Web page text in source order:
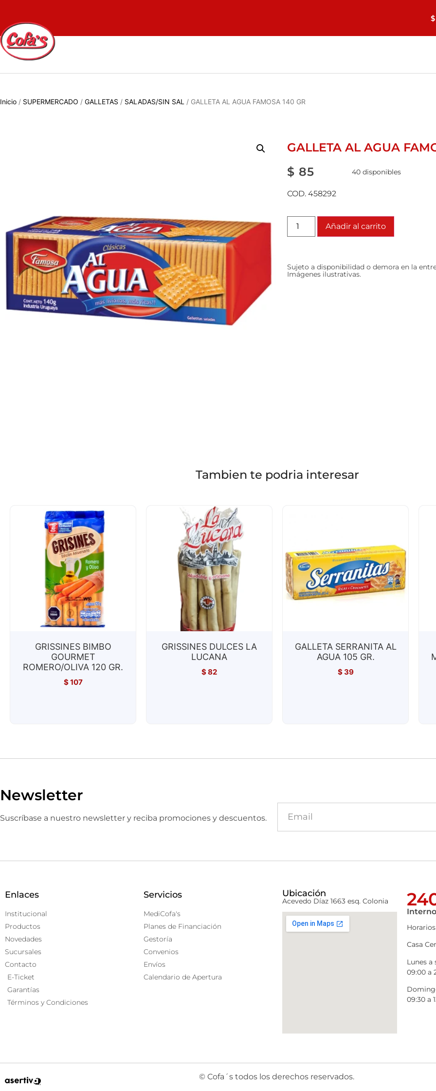
$
Inicio / SUPERMERCADO / GALLETAS / SALADAS/SIN SAL / GALLETA AL AGUA FAMOSA 140 GR
GALLETA AL AGUA
$ 85 40 disponibles
COD. 458292
Añadir al carrito
Sujeto a disponibilidad o demora en la
Imágenes ilustrativas.
Tambien te podria interesar
GRISSINES BIMBO
GOURMET
ROMERO/OLIVA 120 GR.
$107
GRISSINES DULCES LA
LUCANA
$82
GALLETA SERRANITA AL
AGUA 105 GR.
$39
Newsletter
Suscríbase a nuestro newsletter y reciba promociones y descuentos.
Enlaces
Institucional
Productos
Novedades
Sucursales
Contacto
E-Ticket
Garantías
Términos y Condiciones
Servicios
MediCofa's
Planes de Financiación
Gestoría
Convenios
Envíos
Calendario de Apertura
Ubicación
Acevedo Díaz 1663 esq. Colonia
Horarios
Casa
Lunes a
09:00 a
09:30 a
© Cofa´s todos los derechos reservados.